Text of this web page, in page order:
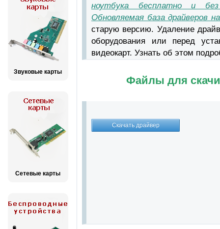
Звуковые карты
Сетевые карты
ноутбука бесплатно и
Обновляемая база драйверов
старую версию. Удаление
оборудования или перед
видеокарт. Узнать об этом
Файлы для